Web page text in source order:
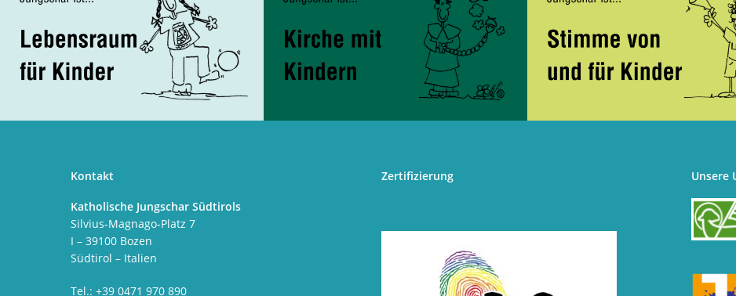
Kontakt
Katholische Jungschar Südtirols
Silvius-Magnago-Platz 7
I – 39100 Bozen
Südtirol – Italien
Tel.: +39 0471 970 890
Zertifizierung Unsere